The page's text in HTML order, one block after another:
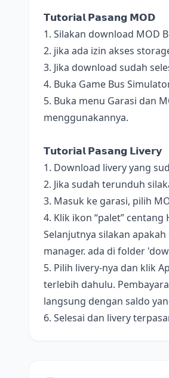
𝗧𝘂𝘁𝗼𝗿𝗶𝗮𝗹 𝗣𝗮𝘀𝗮𝗻𝗴 𝗠𝗢𝗗
1. Silakan download MOD
2. jika ada izin akses
3. Jika download sudah
4. Buka Game Bus
5. Buka menu Garasi dan
menggunakannya.
𝗧𝘂𝘁𝗼𝗿𝗶𝗮𝗹 𝗣𝗮𝘀𝗮𝗻𝗴 𝗟𝗶𝘃𝗲𝗿𝘆
1. Download livery yang
2. Jika sudah terunduh
3. Masuk ke garasi, pilih
4. Klik ikon “palet”
Selanjutnya silakan
manager. ada di folder
5. Pilih livery-nya dan klik
terlebih dahulu.
langsung dengan saldo
6. Selesai dan livery